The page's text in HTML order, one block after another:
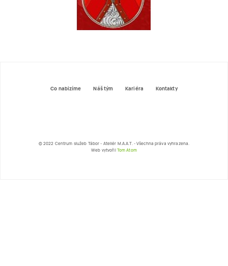
Co nabizíme Náš tým Kariéra Kontakty
© 2022 Centrum služeb Tábor - Ateliér M.A.A.T. - Všechna práva vyhrazena.
Web vytvořilTom Atom